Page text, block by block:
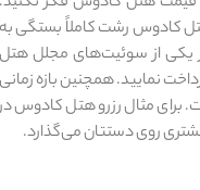
غذا و خوراک(218)
مناطق خاص و رومانتیک
(65)